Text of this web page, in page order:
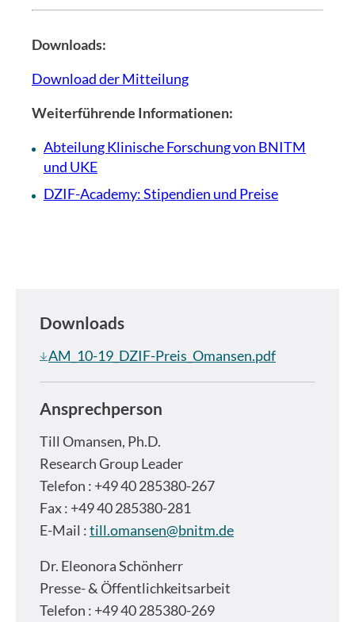
Downloads:
Download der Mitteilung
Weiterführende Informationen:
Abteilung Klinische Forschung von BNITM
und UKE
DZIF-Academy: Stipendien und Preise
Downloads
AM_10-19_DZIF-Preis_Omansen.pdf
Ansprechperson
Till Omansen, Ph.D.
Research Group Leader
Telefon : +49 40 285380-267
Fax : +49 40 285380-281
E-Mail :till.omansen@bnitm.de
Dr. Eleonora Schönherr
Presse- & Öffentlichkeitsarbeit
Telefon : +49 40 285380-269